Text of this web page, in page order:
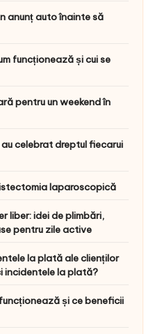
anunț auto înainte să
funcționează și cui se
pentru un weekend în
celebrat dreptul fiecarui
laparoscopică
liber: idei de plimbări,
pentru zile active
la plată ale clienților
incidentele la plată?
și ce beneficii